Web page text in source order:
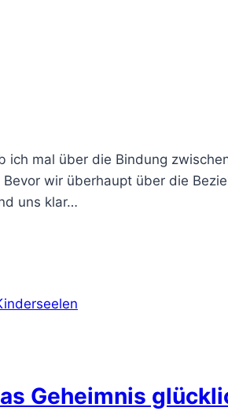
mal über die Bindung
wir überhaupt über die
uns klar…
Geheimnis